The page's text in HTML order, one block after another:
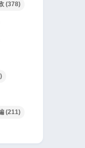
(378)
(211)